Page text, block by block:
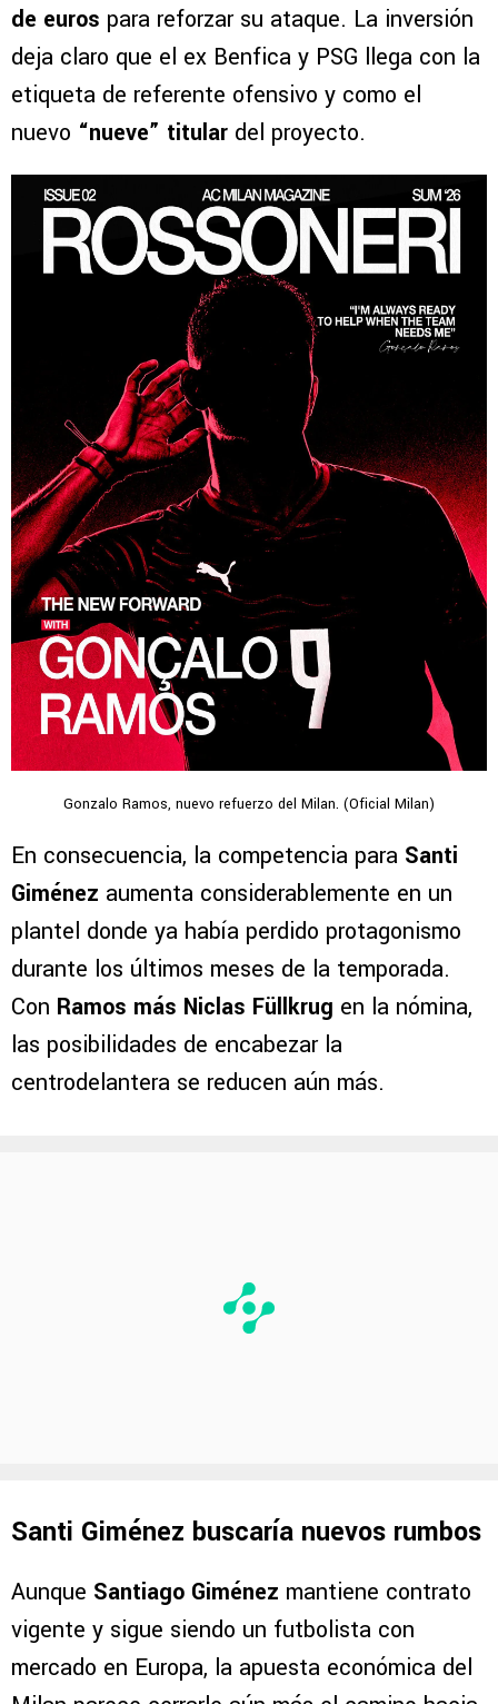
de euros para reforzar su ataque. La inversión
deja claro que el ex Benfica y PSG llega con la
etiqueta de referente ofensivo y como el
nuevo “nueve” titular del proyecto.
Gonzalo Ramos, nuevo refuerzo del Milan. (Oficial Milan)
En consecuencia, la competencia para Santi
Giménez aumenta considerablemente en un
plantel donde ya había perdido protagonismo
durante los últimos meses de la temporada.
Con Ramos más Niclas Füllkrug en la nómina,
las posibilidades de encabezar la
centrodelantera se reducen aún más.
Santi Giménez buscaría nuevos rumbos
Aunque Santiago Giménez mantiene contrato
vigente y sigue siendo un futbolista con
mercado en Europa, la apuesta económica del